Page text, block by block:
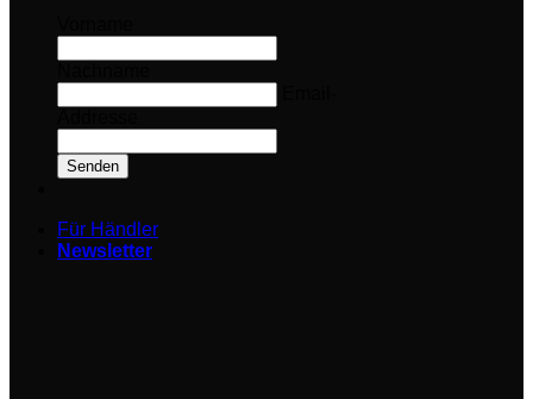
Senden
Für Händler
Newsletter